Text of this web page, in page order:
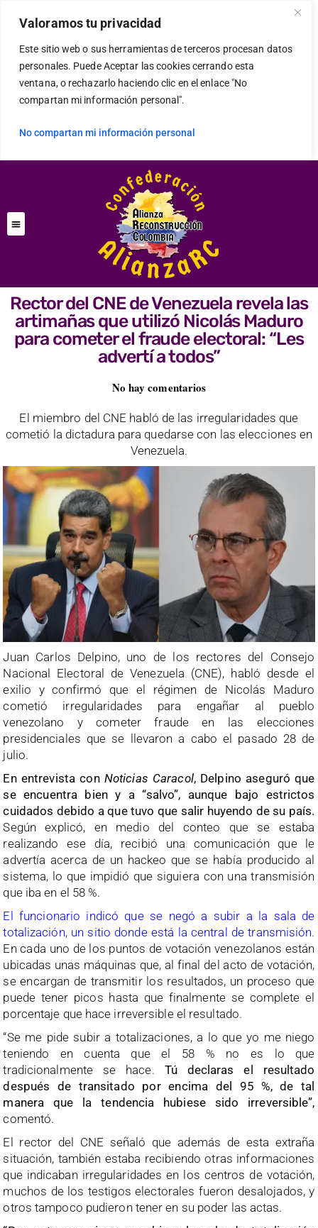
Valoramos tu privacidad
Este sitio web o sus herramientas de terceros procesan datos
personales. Puede Aceptar las cookies cerrando esta
ventana, o rechazarlo haciendo clic en el enlace "No
compartan mi información personal".
No compartan mi información personal
Rector del CNE de Venezuela revela las
artimañas que utilizó Nicolás Maduro
para cometer el fraude electoral: “Les
advertí a todos”
No hay comentarios
El miembro del CNE habló de las irregularidades que
cometió la dictadura para quedarse con las elecciones en
Venezuela.
Juan Carlos Delpino, uno de los rectores del Consejo
Nacional Electoral de Venezuela (CNE), habló desde el
exilio y confirmó que el régimen de Nicolás Maduro
cometió irregularidades para engañar al pueblo
venezolano y cometer fraude en las elecciones
presidenciales que se llevaron a cabo el pasado 28 de
julio.
En entrevista con Noticias Caracol, Delpino aseguró que
se encuentra bien y a “salvo”, aunque bajo estrictos
cuidados debido a que tuvo que salir huyendo de su país.
Según explicó, en medio del conteo que se estaba
realizando ese día, recibió una comunicación que le
advertía acerca de un hackeo que se había producido al
sistema, lo que impidió que siguiera con una transmisión
que iba en el 58 %.
El funcionario indicó que se negó a subir a la sala de
totalización, un sitio donde está la central de transmisión.
En cada uno de los puntos de votación venezolanos están
ubicadas unas máquinas que, al final del acto de votación,
se encargan de transmitir los resultados, un proceso que
puede tener picos hasta que finalmente se complete el
porcentaje que hace irreversible el resultado.
“Se me pide subir a totalizaciones, a lo que yo me niego
teniendo en cuenta que el 58 % no es lo que
tradicionalmente se hace. Tú declaras el resultado
después de transitado por encima del 95 %, de tal
manera que la tendencia hubiese sido irreversible”,
comentó.
El rector del CNE señaló que además de esta extraña
situación, también estaba recibiendo otras informaciones
que indicaban irregularidades en los centros de votación,
muchos de los testigos electorales fueron desalojados, y
otros tampoco pudieron tener en su poder las actas.